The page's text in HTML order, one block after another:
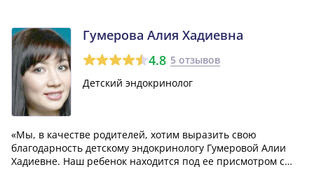
относится с большой заботой и всегда пытается п...»
Гумерова Алия Хадиевна
4.8 5 отзывов
Детский эндокринолог
«Мы, в качестве родителей, хотим выразить свою
благодарность детскому эндокринологу Гумеровой Алии
Хадиевне. Наш ребенок находится под ее присмотром с